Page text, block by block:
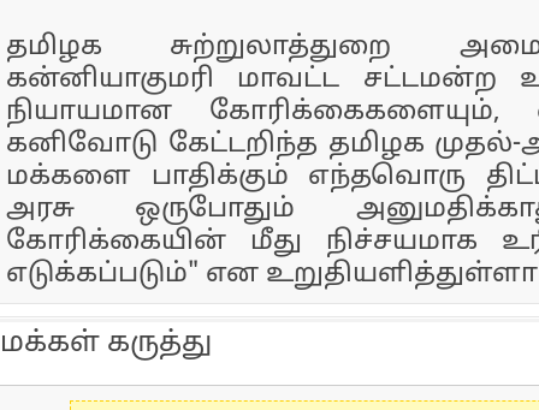
தமிழக சுற்றுலாத்துறை
கன்னியாகுமரி மாவட்ட சட்டமன்ற
நியாயமான கோரிக்கைகளையும்,
கனிவோடு கேட்டறிந்த தமிழக
மக்களை பாதிக்கும் எந்தவொரு
அரசு ஒருபோதும்
கோரிக்கையின் மீது நிச்சயமாக
எடுக்கப்படும்" என
மக்கள் கருத்து